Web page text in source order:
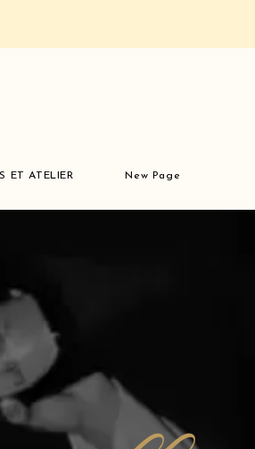
ET ATELIER New Page